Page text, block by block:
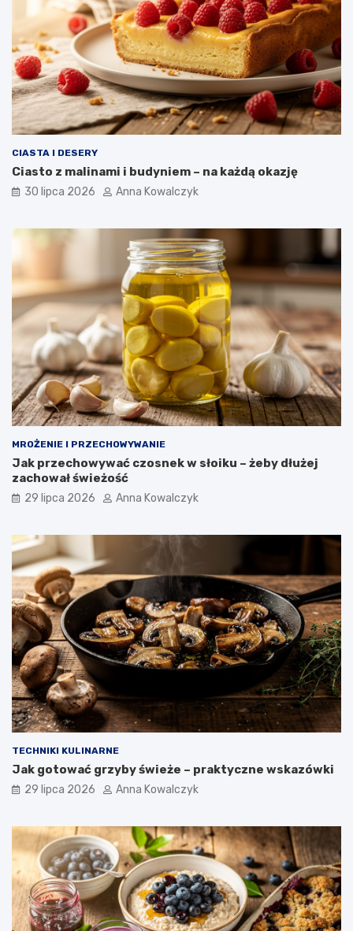
CIASTA I DESERY
Ciasto z malinami i budyniem – na każdą okazję
30 lipca 2026 Anna Kowalczyk
MROŻENIE I PRZECHOWYWANIE
Jak przechowywać czosnek w słoiku – żeby dłużej
zachował świeżość
29 lipca 2026 Anna Kowalczyk
TECHNIKI KULINARNE
Jak gotować grzyby świeże – praktyczne wskazówki
29 lipca 2026 Anna Kowalczyk